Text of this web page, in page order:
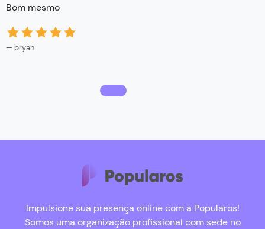
Bom mesmo
bryan
Impulsione sua presença online com a Popularos!
Somos uma organização profissional com sede no